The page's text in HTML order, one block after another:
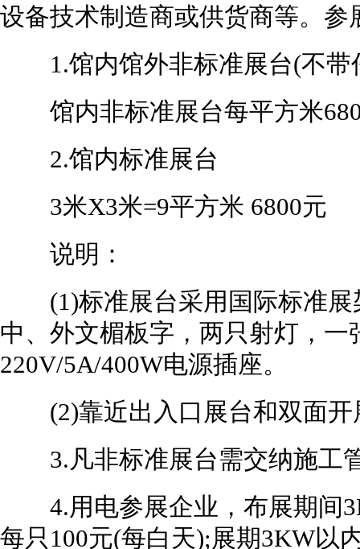
设备技术制造商或供货商等。参
1.馆内馆外非标准展台(不带
馆内非标准展台每平方米
2.馆内标准展台
3米X3米=9平方米 6800元
说明：
(1)标准展台采用国际标准展
中、外文楣板字，两只射灯，
220V/5A/400W电源插座。
(2)靠近出入口展台和双面开
3.凡非标准展台需交纳施工管
4.用电参展企业，布展期间
每只100元(每白天);展期3KW以